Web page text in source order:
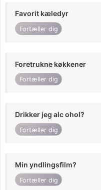
Favorit kæledyr
Fortæller dig
Foretrukne køkkener
Fortæller dig
Drikker jeg alc ohol?
Fortæller dig
Min yndlingsfilm?
Fortæller dig